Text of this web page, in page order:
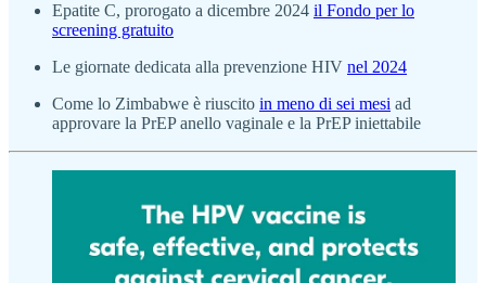
Epatite C, prorogato a dicembre 2024 il Fondo per lo
screening gratuito
Le giornate dedicata alla prevenzione HIV nel 2024
Come lo Zimbabwe è riuscito in meno di sei mesi ad
approvare la PrEP anello vaginale e la PrEP iniettabile